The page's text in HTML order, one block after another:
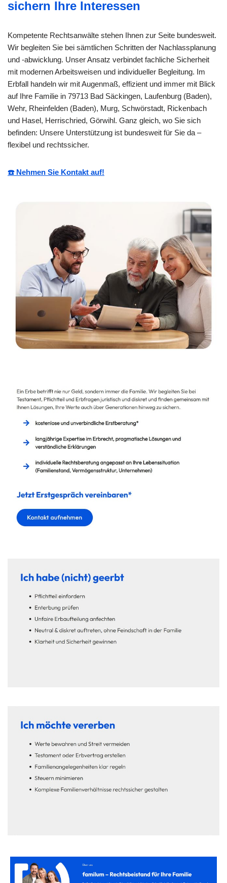
sichern Ihre Interessen
Kompetente Rechtsanwälte stehen Ihnen zur Seite bundesweit.
Wir begleiten Sie bei sämtlichen Schritten der Nachlassplanung
und -abwicklung. Unser Ansatz verbindet fachliche Sicherheit
mit modernen Arbeitsweisen und individueller Begleitung. Im
Erbfall handeln wir mit Augenmaß, effizient und immer mit Blick
auf Ihre Familie in 79713 Bad Säckingen, Laufenburg (Baden),
Wehr, Rheinfelden (Baden), Murg, Schwörstadt, Rickenbach
und Hasel, Herrischried, Görwihl. Ganz gleich, wo Sie sich
befinden: Unsere Unterstützung ist bundesweit für Sie da –
flexibel und rechtssicher.
☎️ Nehmen Sie Kontakt auf!